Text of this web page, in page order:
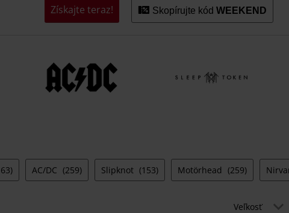
hráčov,
Alternatívna
Získajte teraz! Skopírujte kód WEEKEND
AC/DC (259) Slipknot (153) Motörhead (259)
Veľkosť